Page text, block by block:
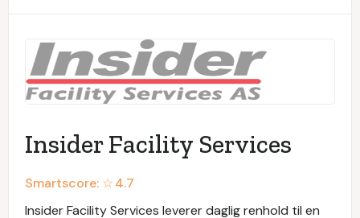
Insider Facility Services
Smartscore: ☆4.7
Insider Facility Services leverer daglig renhold til en